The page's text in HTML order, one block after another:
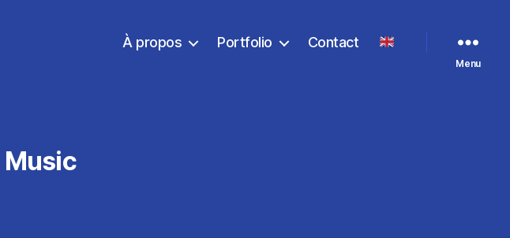
À propos Portfolio Contact
Menu
Music